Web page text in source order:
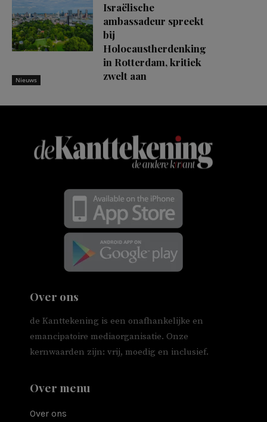
Nieuws
Israëlische
ambassadeur spreekt
bij
Holocaustherdenking
in Rotterdam, kritiek
zwelt aan
Over ons
de Kanttekening is een onafhankelijke en
emancipatoire mediaorganisatie. Onze
kernwaarden zijn: vrij, moedig en inclusief.
Over menu
Over ons